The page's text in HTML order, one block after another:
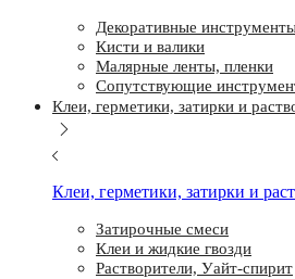
Декоративные
Кисти и валики
Малярные ленты, пленки
Сопутствующие
Клеи, герметики, затирки и
Клеи, герметики, затирки и
Затирочные смеси
Клеи и жидкие гвозди
Растворители, Уайт-спирит